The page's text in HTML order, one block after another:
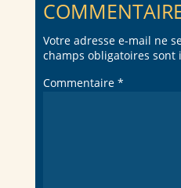
Votre adresse e-mail ne
champs obligatoires sont
Commentaire *